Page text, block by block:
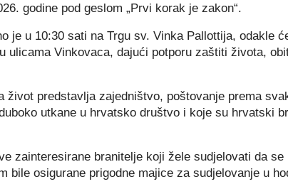
godine pod geslom „Prvi korak je zakon“.
je u 10:30 sati na Trgu sv. Vinka Pallottija, odakle
ulicama Vinkovaca, dajući potporu zaštiti života,
život predstavlja zajedništvo, poštovanje prema
utkane u hrvatsko društvo i koje su hrvatski
zainteresirane branitelje koji žele sudjelovati da
bile osigurane prigodne majice za sudjelovanje u